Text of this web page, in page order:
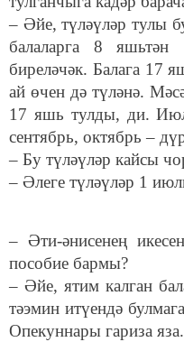
– Әйе, түләүләр тулы
балаларга 8
биреләчәк. Балага 17
ай өчен дә түләнә.
17 яшь тулды, ди.
сентябрь, октябрь –
– Бу түләүләр кайсы
– Әлеге түләүләр 1
– Әти-әнисенең
пособие бармы?
– Әйе, ятим калган
тәэмин итүендә
Опекуннары гариза яза.